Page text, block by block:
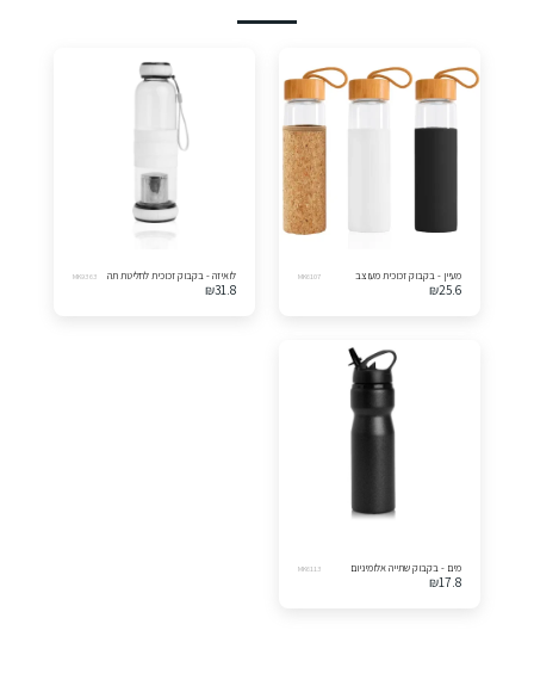
מעיין - בקבוק זכוכית מעוצב MK6107
₪25.6
לואיזה - בקבוק זכוכית לחליטת תה MK9363
₪31.8
מים - בקבוק שתייה אלומיניום MK6113
₪17.8